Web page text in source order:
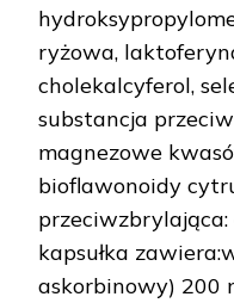
ryżowa,
cholekalcyferol,
substancja
magnezowe
bioflawonoidy
kapsułka
askorbinowy) 200